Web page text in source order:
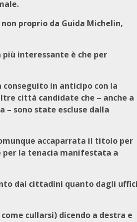
proprio da Guida Michelin,
interessante è che per
in anticipo con la
città candidate che – anche a
sono state escluse dalla
accaparrata il titolo per
per la tenacia manifestata a
dai cittadini quanto dagli
cullarsi) dicendo a destra e